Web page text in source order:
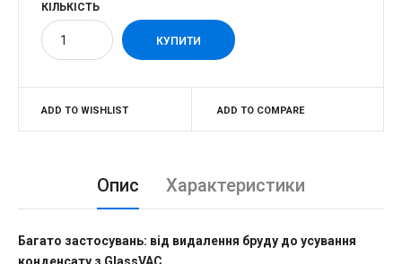
КІЛЬКІСТЬ
ADD TO WISHLIST ADD TO COMPARE
Опис Характеристики
Багато застосувань: від видалення бруду до усування